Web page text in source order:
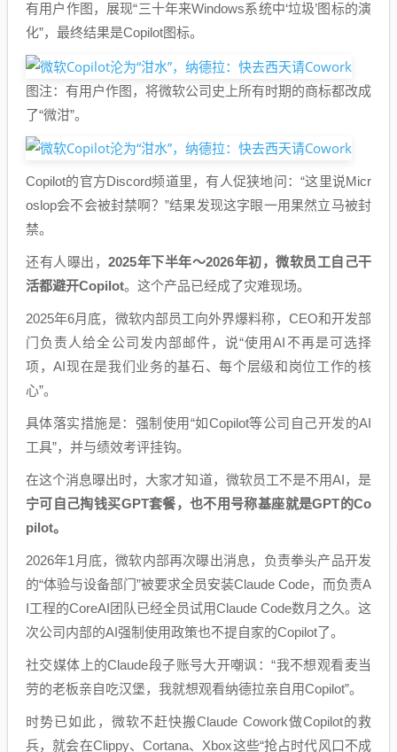
有用户作图，展现“三十年来Windows系统中‘垃圾’图标的演
化”，最终结果是Copilot图标。
图注：有用户作图，将微软公司史上所有时期的商标都改成
了“微泔”。
Copilot的官方Discord频道里，有人促狭地问：“这里说Micr
oslop会不会被封禁啊？”结果发现这字眼一用果然立马被封
禁。
还有人曝出， 2025年下半年～2026年初，微软员工自己干
活都避开Copilot。这个产品已经成了灾难现场。
2025年6月底，微软内部员工向外界爆料称，CEO和开发部
门负责人给全公司发内部邮件，说“使用AI不再是可选择
项，AI现在是我们业务的基石、每个层级和岗位工作的核
心”。
具体落实措施是：强制使用“如Copilot等公司自己开发的AI
工具”，并与绩效考评挂钩。
在这个消息曝出时，大家才知道，微软员工不是不用AI，是
宁可自己掏钱买GPT套餐，也不用号称基座就是GPT的Co
pilot。
2026年1月底，微软内部再次曝出消息，负责拳头产品开发
的“体验与设备部门”被要求全员安装Claude Code，而负责A
I工程的CoreAI团队已经全员试用Claude Code数月之久。这
次公司内部的AI强制使用政策也不提自家的Copilot了。
社交媒体上的Claude段子账号大开嘲讽：“我不想观看麦当
劳的老板亲自吃汉堡，我就想观看纳德拉亲自用Copilot”。
时势已如此，微软不赶快搬Claude Cowork做Copilot的救
兵，就会在Clippy、Cortana、Xbox这些“抢占时代风口不成